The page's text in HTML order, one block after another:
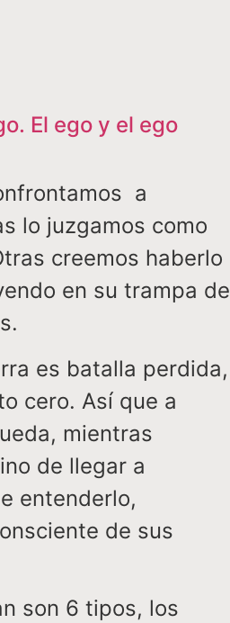
El ego y el ego
a
lo juzgamos como
creemos haberlo
en su trampa de
es batalla perdida,
cero. Así que a
mientras
de llegar a
entenderlo,
de sus
son 6 tipos, los